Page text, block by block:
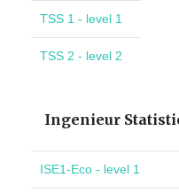
TSS 1 - level 1
TSS 2 - level 2
Ingenieur
ISE1-Eco - level 1